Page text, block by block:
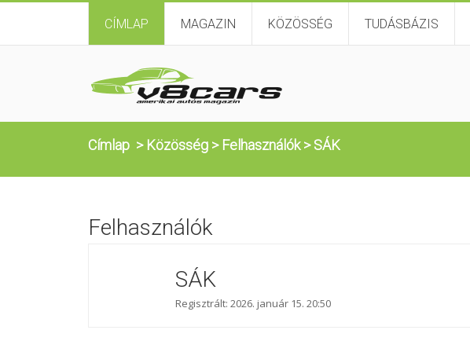
CÍMLAP MAGAZIN KÖZÖSSÉG TUDÁSBÁZIS
Címlap > Közösség > Felhasználók>SÁK
Felhasználók
SÁK
Regisztrált: 2026. január 15. 20:50